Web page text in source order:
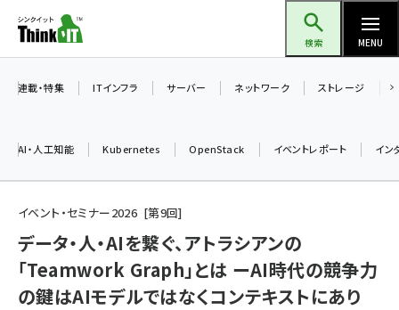
ン
ツ
検索 MENU
加藤銘のチーム貢献～仲間と築いた勝利の絆～ (2304)
iot女子会 (2263)
北海道をのんびり旅する晴山佳須夫のヒント集！ (2017)
連載・特集 ITインフラ サーバー ネットワーク ストレージ
AI・人工知能 Kubernetes OpenStack イベントレポート イン
イベント・セミナー2026 第9回
データ・人・AIを繋ぐ、アトラシアンの
「Teamwork Graph」とは ーAI時代の競争力
の鍵はAIモデルではなくコンテキストにあり